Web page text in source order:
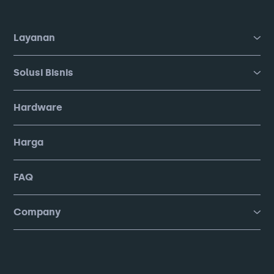
Layanan
Solusi Bisnis
Hardware
Harga
FAQ
Company